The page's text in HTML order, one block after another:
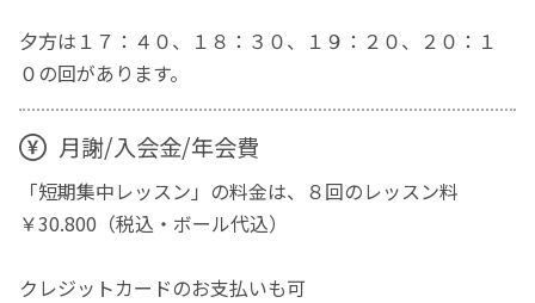
夕方は１７：４０、１８：３０、１９：２０、２０：１
０の回があります。
月謝/入会金/年会費
「短期集中レッスン」の料金は、８回のレッスン料
￥30.800（税込・ボール代込）
クレジットカードのお支払いも可